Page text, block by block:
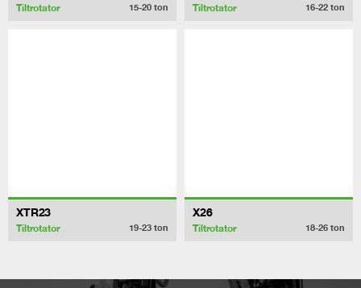
Tiltrotator 15-20 ton Tiltrotator 16-22 ton
XTR23
Tiltrotator 19-23 ton
X26
Tiltrotator 18-26 ton